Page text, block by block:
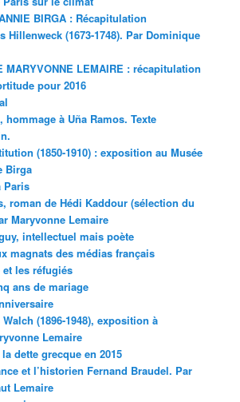
BIRGA : Récapitulation
Hillenweck (1673-1748). Par Dominique
MARYVONNE LEMAIRE : récapitulation
pour 2016
hommage à Uña Ramos. Texte
(1850-1910) : exposition au Musée
Birga
Paris
roman de Hédi Kaddour (sélection du
Maryvonne Lemaire
intellectuel mais poète
magnats des médias français
et les réfugiés
ans de mariage
(1896-1948), exposition à
Lemaire
dette grecque en 2015
et l’historien Fernand Braudel. Par
Lemaire